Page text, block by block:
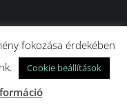
fokozása érdekében
Cookie beállítások